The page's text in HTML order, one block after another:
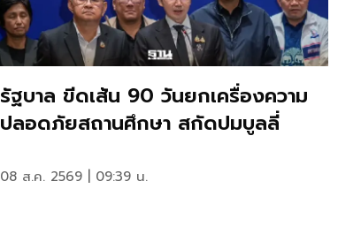
รัฐบาล ขีดเส้น 90 วันยกเครื่องความ
ปลอดภัยสถานศึกษา สกัดปมบูลลี่
08 ส.ค. 2569 | 09:39 น.